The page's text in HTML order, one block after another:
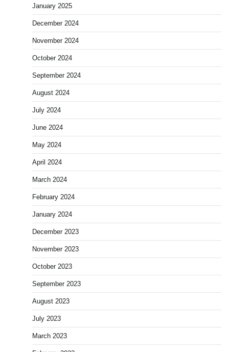
January 2025
December 2024
November 2024
October 2024
September 2024
August 2024
July 2024
June 2024
May 2024
April 2024
March 2024
February 2024
January 2024
December 2023
November 2023
October 2023
September 2023
August 2023
July 2023
March 2023